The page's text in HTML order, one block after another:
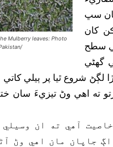
Mulberry leaves: Photo
سڀ
کان
سطح
گھڻي
شروع ٿيا پر ٻيلي
ته اهي وڻ تيزيءَ سان
آهي ته ان وسيلي
جاپان مان اهي وڻ